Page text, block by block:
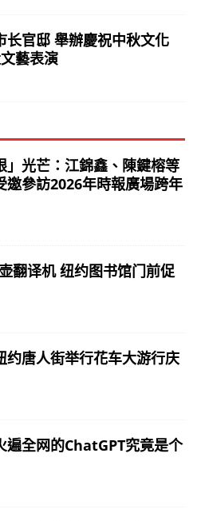
长官邸 舉辦慶祝中秋文化
藝表演
」光芒：江錦鑫、陳鍵榕等
邀參訪2026年時報廣場跨年
翻译机 纽约图书馆门前促
约唐人街举行花车大游行庆
遍全网的ChatGPT究竟是个